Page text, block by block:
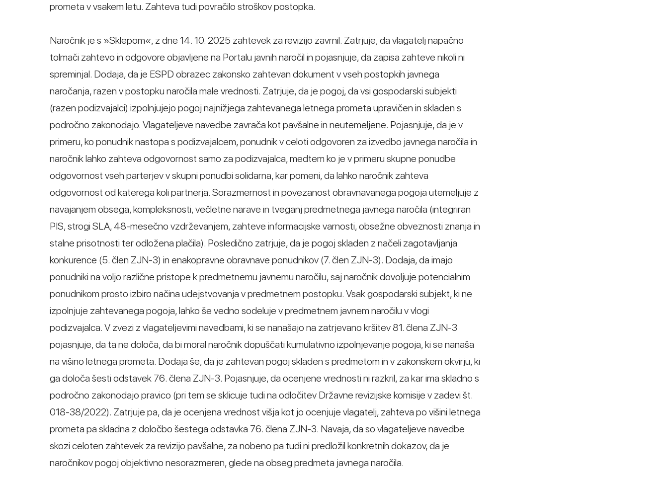
prometa v vsakem letu. Zahteva tudi povračilo stroškov postopka.
Naročnik je s »Sklepom«, z dne 14. 10. 2025 zahtevek za revizijo zavrnil. Zatrjuje, da vlagatelj napačno
tolmači zahtevo in odgovore objavljene na Portalu javnih naročil in pojasnjuje, da zapisa zahteve nikoli ni
spreminjal. Dodaja, da je ESPD obrazec zakonsko zahtevan dokument v vseh postopkih javnega
naročanja, razen v postopku naročila male vrednosti. Zatrjuje, da je pogoj, da vsi gospodarski subjekti
(razen podizvajalci) izpolnjujejo pogoj najnižjega zahtevanega letnega prometa upravičen in skladen s
področno zakonodajo. Vlagateljeve navedbe zavrača kot pavšalne in neutemeljene. Pojasnjuje, da je v
primeru, ko ponudnik nastopa s podizvajalcem, ponudnik v celoti odgovoren za izvedbo javnega naročila in
naročnik lahko zahteva odgovornost samo za podizvajalca, medtem ko je v primeru skupne ponudbe
odgovornost vseh parterjev v skupni ponudbi solidarna, kar pomeni, da lahko naročnik zahteva
odgovornost od katerega koli partnerja. Sorazmernost in povezanost obravnavanega pogoja utemeljuje z
navajanjem obsega, kompleksnosti, večletne narave in tveganj predmetnega javnega naročila (integriran
PIS, strogi SLA, 48-mesečno vzdrževanjem, zahteve informacijske varnosti, obsežne obveznosti znanja in
stalne prisotnosti ter odložena plačila). Posledično zatrjuje, da je pogoj skladen z načeli zagotavljanja
konkurence (5. člen ZJN-3) in enakopravne obravnave ponudnikov (7. člen ZJN-3). Dodaja, da imajo
ponudniki na voljo različne pristope k predmetnemu javnemu naročilu, saj naročnik dovoljuje potencialnim
ponudnikom prosto izbiro načina udejstvovanja v predmetnem postopku. Vsak gospodarski subjekt, ki ne
izpolnjuje zahtevanega pogoja, lahko še vedno sodeluje v predmetnem javnem naročilu v vlogi
podizvajalca. V zvezi z vlagateljevimi navedbami, ki se nanašajo na zatrjevano kršitev 81. člena ZJN-3
pojasnjuje, da ta ne določa, da bi moral naročnik dopuščati kumulativno izpolnjevanje pogoja, ki se nanaša
na višino letnega prometa. Dodaja še, da je zahtevan pogoj skladen s predmetom in v zakonskem okvirju, ki
ga določa šesti odstavek 76. člena ZJN-3. Pojasnjuje, da ocenjene vrednosti ni razkril, za kar ima skladno s
področno zakonodajo pravico (pri tem se sklicuje tudi na odločitev Državne revizijske komisije v zadevi št.
018-38/2022). Zatrjuje pa, da je ocenjena vrednost višja kot jo ocenjuje vlagatelj, zahteva po višini letnega
prometa pa skladna z določbo šestega odstavka 76. člena ZJN-3. Navaja, da so vlagateljeve navedbe
skozi celoten zahtevek za revizijo pavšalne, za nobeno pa tudi ni predložil konkretnih dokazov, da je
naročnikov pogoj objektivno nesorazmeren, glede na obseg predmeta javnega naročila.